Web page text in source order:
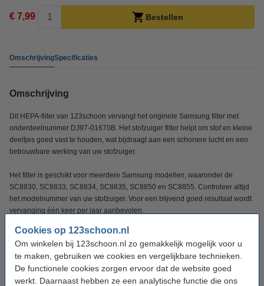
Cookies op 123schoon.nl
Om winkelen bij 123schoon.nl zo gemakkelijk mogelijk voor u
te maken, gebruiken we cookies en vergelijkbare technieken.
De functionele cookies zorgen ervoor dat de website goed
werkt. Daarnaast hebben ze een analytische functie die ons
€ 7,99 Bestellen
OmschrijvingSpecificaties
Omschrijving
Dit HEPA-filter van 123schoon vervangt het originele Samsung filter met
onderdeelnummer DJ97-01670B. Het stofzuiger filter helpt om stof en kleine
deeltjes goed vast te houden, wat bijdraagt aan een schonere lucht en een
betrouwbare werking van uw stofzuiger.
Het filter is geschikt voor meerdere Samsung modellen, waaronder de
SC8830, SC8833, SC8834, SC8835, SC8850 en SC8855. Controleer altijd
het modelnummer van uw stofzuiger. Voor een blijvend goed resultaat wordt
vervanging één keer per jaar aanbevolen.
Specificaties
Merk: Samsung